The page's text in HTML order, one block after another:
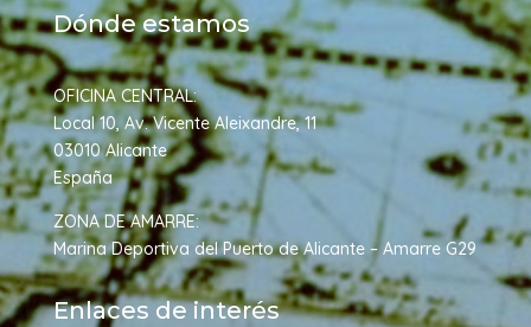
Dónde estamos
OFICINA CENTRAL:
Local 10, Av. Vicente Aleixandre, 11
03010 Alicante
España
ZONA DE AMARRE:
Marina Deportiva del Puerto de Alicante – Amarre G29
Enlaces de interés